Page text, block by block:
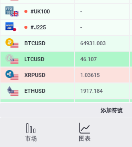
#UK100 -
#J225 -
BTCUSD 64931.003
LTCUSD 46.107
XRPUSD 1.03615
ETHUSD 1917.184
SOLUSD
TSLA -
添加符號
市场 图表